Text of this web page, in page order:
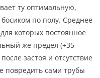
ту оптимальную,
по полу. Среднее
которых постоянное
же предел (+35
застоя и отсутствие
повредить сами трубы